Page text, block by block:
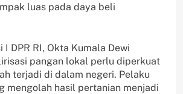
luas pada daya beli
I DPR RI, Okta Kumala Dewi
pangan lokal perlu diperkuat
terjadi di dalam negeri. Pelaku
mengolah hasil pertanian menjadi